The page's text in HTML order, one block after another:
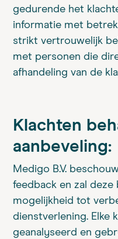
gedurende het
informatie met
strikt vertrouwelijk
met personen die
afhandeling van de
Klachten
aanbeveling:
Medigo B.V.
feedback en zal deze
mogelijkheid tot
dienstverlening. Elke
geanalyseerd en